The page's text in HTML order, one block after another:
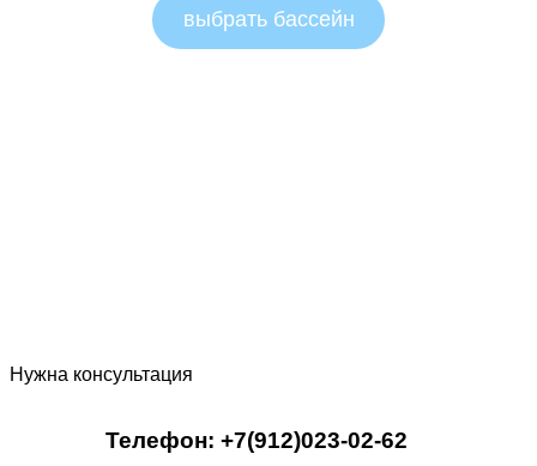
выбрать бассейн
Нужна консультация
Телефон: +7(912)023-02-62